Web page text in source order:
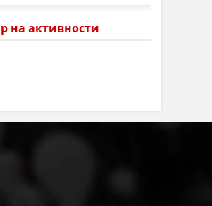
на активности